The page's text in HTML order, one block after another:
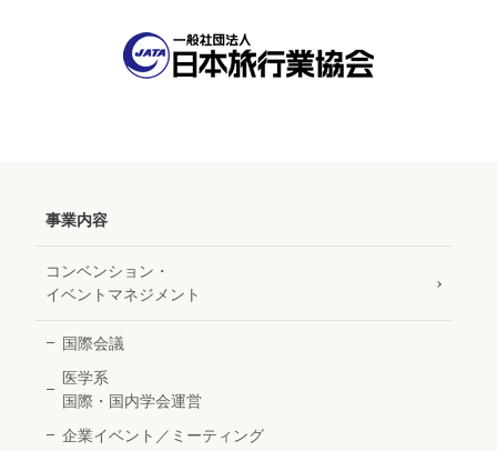
事業内容
コンベンション・
イベントマネジメント
国際会議
医学系
国際・国内学会運営
企業イベント／ ミーティング